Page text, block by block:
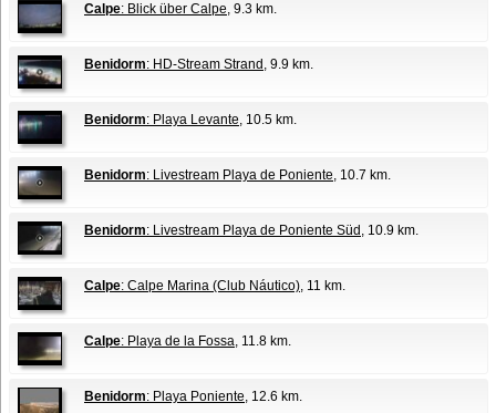
Calpe: Blick über Calpe, 9.3 km.
Benidorm: HD-Stream Strand , 9.9 km.
Benidorm: Playa Levante, 10.5 km.
Benidorm: Livestream Playa de Poniente, 10.7 km.
Benidorm: Livestream Playa de Poniente Süd , 10.9 km.
Calpe: Calpe Marina (Club Náutico), 11 km.
Calpe: Playa de la Fossa, 11.8 km.
Benidorm: Playa Poniente, 12.6 km.